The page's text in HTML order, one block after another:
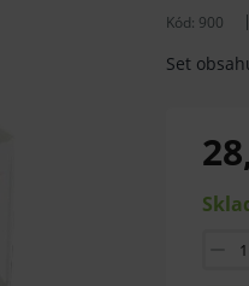
Kód: 900
Set